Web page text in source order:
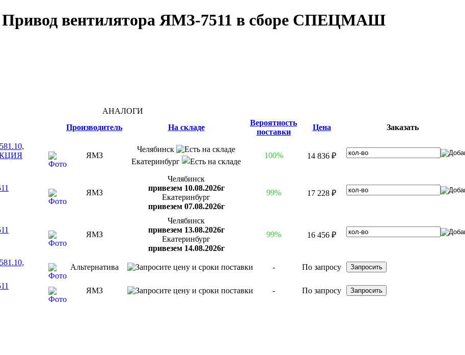
вентилятора ЯМЗ-7511 в сборе СПЕЦМАШ
АНАЛОГИ
Производитель На складе
Вероятность
поставки
Цена Заказать
ЯМЗ
Челябинск
Екатеринбург
100% 14 836 ₽
ЯМЗ
Челябинск
привезем 10.08.2026г
Екатеринбург
привезем 07.08.2026г
99% 17 228 ₽
ЯМЗ
Челябинск
привезем 13.08.2026г
Екатеринбург
привезем 14.08.2026г
99% 16 456 ₽
Альтернатива - По запросу
ЯМЗ -
По запросу